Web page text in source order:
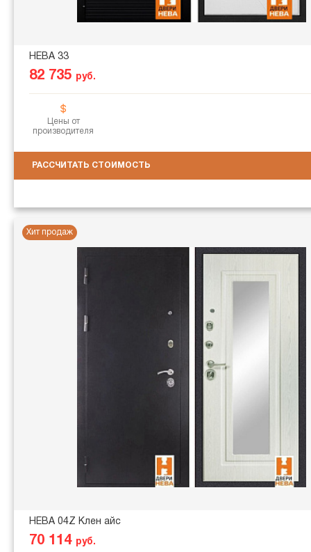
НЕВА 33
82 735 руб.
Цены от
производителя
РАССЧИТАТЬ СТОИМОСТЬ
Хит продаж
НЕВА 04Z Клен айс
70 114 руб.